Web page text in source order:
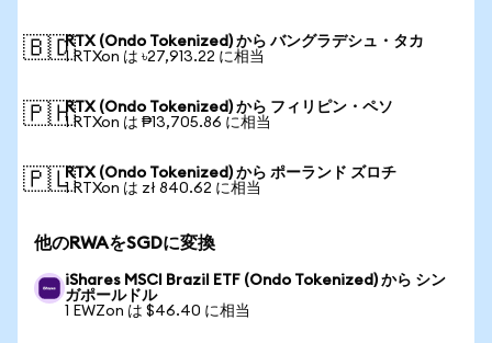
🇧🇩RTX (Ondo Tokenized) から バングラデシュ・タカ
1 RTXon は ৳27,913.22 に相当
🇵🇭RTX (Ondo Tokenized) から フィリピン・ペソ
1 RTXon は ₱13,705.86 に相当
🇵🇱RTX (Ondo Tokenized) から ポーランド ズロチ
1 RTXon は zł 840.62 に相当
他のRWAをSGDに変換
iShares MSCI Brazil ETF (Ondo Tokenized) から シン
ガポールドル
1 EWZon は $46.40 に相当